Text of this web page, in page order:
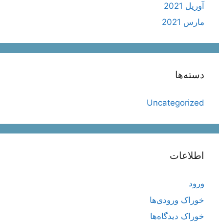
آوریل 2021
مارس 2021
دسته‌ها
Uncategorized
اطلاعات
ورود
خوراک ورودی‌ها
خوراک دیدگاه‌ها